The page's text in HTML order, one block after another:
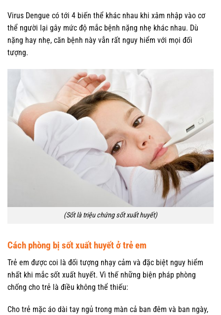
Virus Dengue có tới 4 biến thể khác nhau khi xâm nhập vào cơ
thể người lại gây mức độ mắc bệnh nặng nhẹ khác nhau. Dù
nặng hay nhẹ, căn bệnh này vẫn rất nguy hiểm với mọi đối
tượng.
(Sốt là triệu chứng sốt xuất huyết)
Cách phòng bị sốt xuất huyết ở trẻ em
Trẻ em được coi là đối tượng nhạy cảm và đặc biệt nguy hiểm
nhất khi mắc sốt xuất huyết. Vì thế những biện pháp phòng
chống cho trẻ là điều không thể thiếu:
Cho trẻ mặc áo dài tay ngủ trong màn cả ban đêm và ban ngày,